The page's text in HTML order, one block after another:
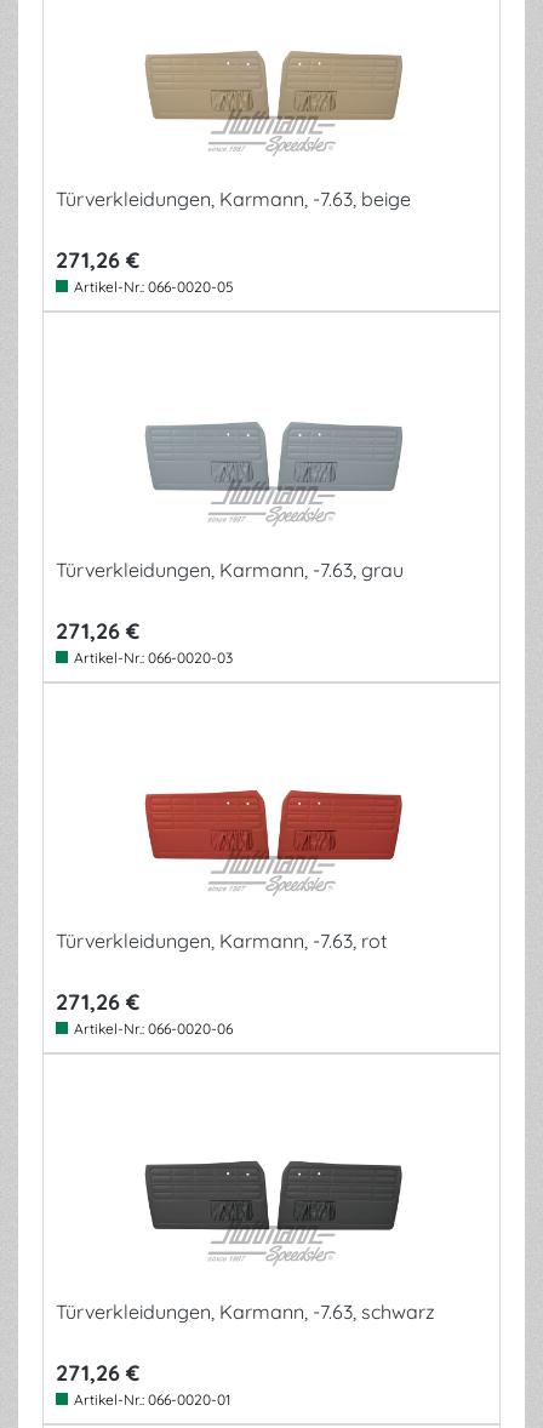
Türverkleidungen, Karmann, -7.63, beige
271,26 €
Artikel-Nr.: 066-0020-05
Türverkleidungen, Karmann, -7.63, grau
271,26 €
Artikel-Nr.: 066-0020-03
Türverkleidungen, Karmann, -7.63, rot
271,26 €
Artikel-Nr.: 066-0020-06
Türverkleidungen, Karmann, -7.63, schwarz
271,26 €
Artikel-Nr.: 066-0020-01